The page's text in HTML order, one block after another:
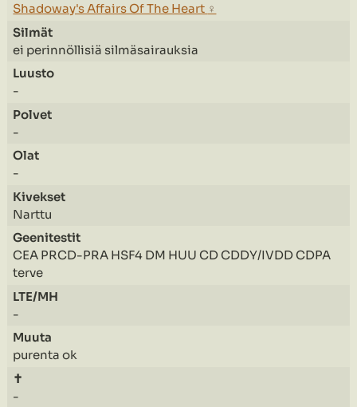
Shadoway's Affairs Of The Heart ♀
ei perinnöllisiä silmäsairauksia
-
-
-
Narttu
CEA PRCD-PRA HSF4 DM HUU CD CDDY/IVDD CDPA
terve
-
purenta ok
-